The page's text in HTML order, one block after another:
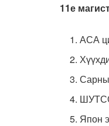
11е
АСА
Сарны
Япон